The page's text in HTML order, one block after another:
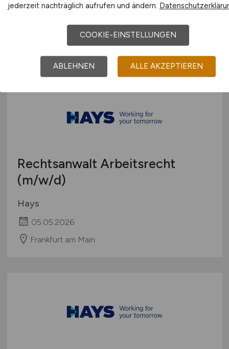
Hays
11.05.2026
Frankfurt am Main
Rechtsanwalt Arbeitsrecht
(m/w/d)
Hays
05.05.2026
Frankfurt am Main
jederzeit nachträglich aufrufen und ändern.
COOKIE-EINSTELLUNGEN
ABLEHNEN ALLE AKZEPTIEREN